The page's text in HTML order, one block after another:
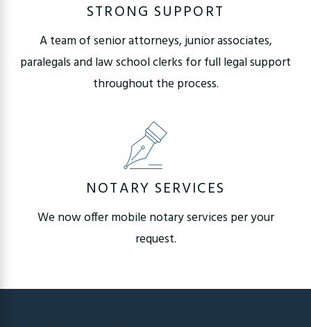
STRONG SUPPORT
A team of senior attorneys, junior associates,
paralegals and law school clerks for full legal support
throughout the process.
NOTARY SERVICES
We now offer mobile notary services per your
request.